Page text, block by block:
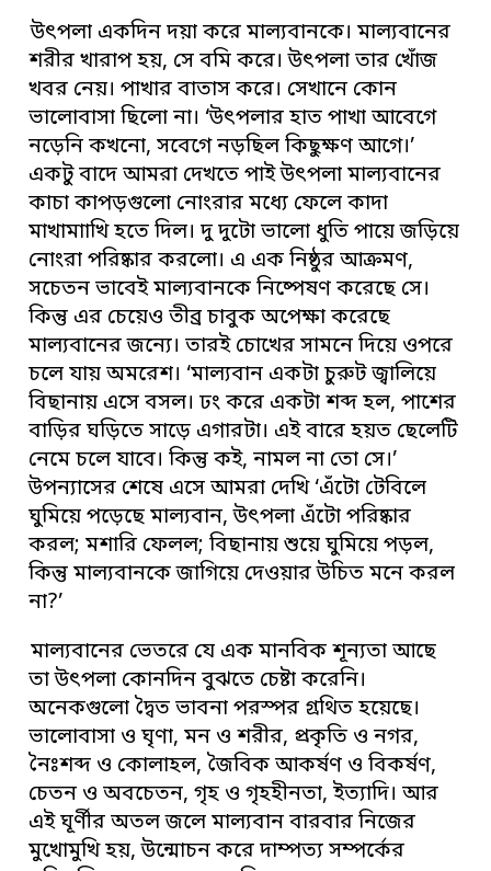
উৎপলা একদিন দয়া করে মাল্যবানকে। মাল্যবানের
শরীর খারাপ হয়, সে বমি করে। উৎপলা তার খোঁজ
খবর নেয়। পাখার বাতাস করে। সেখানে কোন
ভালোবাসা ছিলো না। ‘উৎপলার হাত পাখা আবেগে
নড়েনি কখনো, সবেগে নড়ছিল কিছুক্ষণ আগে।’
একটু বাদে আমরা দেখতে পাই উৎপলা মাল্যবানের
কাচা কাপড়গুলো নোংরার মধ্যে ফেলে কাদা
মাখামাাখি হতে দিল। দু দুটো ভালো ধুতি পায়ে জড়িয়ে
নোংরা পরিষ্কার করলো। এ এক নিষ্ঠুর আক্রমণ,
সচেতন ভাবেই মাল্যবানকে নিষ্পেষণ করেছে সে।
কিন্তু এর চেয়েও তীব্র চাবুক অপেক্ষা করেছে
মাল্যবানের জন্যে। তারই চোখের সামনে দিয়ে ওপরে
চলে যায় অমরেশ। ‘মাল্যবান একটা চুরুট জ্বালিয়ে
বিছানায় এসে বসল। ঢং করে একটা শব্দ হল, পাশের
বাড়ির ঘড়িতে সাড়ে এগারটা। এই বারে হয়ত ছেলেটি
নেমে চলে যাবে। কিন্তু কই, নামল না তো সে।’
উপন্যাসের শেষে এসে আমরা দেখি ‘এঁটো টেবিলে
ঘুমিয়ে পড়েছে মাল্যবান, উৎপলা এঁটো পরিষ্কার
করল; মশারি ফেলল; বিছানায় শুয়ে ঘুমিয়ে পড়ল,
কিন্তু মাল্যবানকে জাগিয়ে দেওয়ার উচিত মনে করল
না?’
মাল্যবানের ভেতরে যে এক মানবিক শূন্যতা আছে
তা উৎপলা কোনদিন বুঝতে চেষ্টা করেনি।
অনেকগুলো দ্বৈত ভাবনা পরস্পর গ্রথিত হয়েছে।
ভালোবাসা ও ঘৃণা, মন ও শরীর, প্রকৃতি ও নগর,
নৈঃশব্দ ও কোলাহল, জৈবিক আকর্ষণ ও বিকর্ষণ,
চেতন ও অবচেতন, গৃহ ও গৃহহীনতা, ইত্যাদি। আর
এই ঘূর্ণীর অতল জলে মাল্যবান বারবার নিজের
মুখোমুখি হয়, উন্মোচন করে দাম্পত্য সম্পর্কের